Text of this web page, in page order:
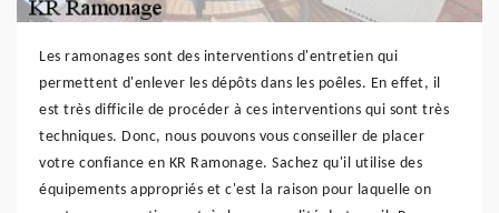
Les ramonages sont des interventions d'entretien qui
permettent d'enlever les dépôts dans les poêles. En effet, il
est très difficile de procéder à ces interventions qui sont très
techniques. Donc, nous pouvons vous conseiller de placer
votre confiance en KR Ramonage. Sachez qu'il utilise des
équipements appropriés et c'est la raison pour laquelle on